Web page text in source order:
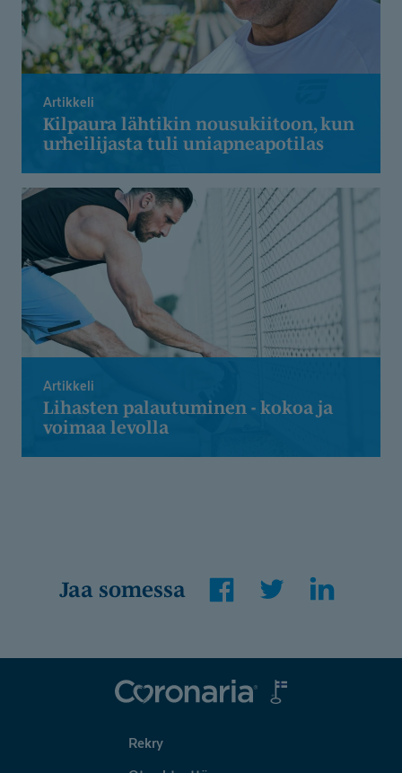
Artikkeli
Kilpaura lähtikin nousukiitoon, kun
urheilijasta tuli uniapneapotilas
Artikkeli
Lihasten palautuminen - kokoa ja
voimaa levolla
Jaa somessa
Coronaria
Rekry